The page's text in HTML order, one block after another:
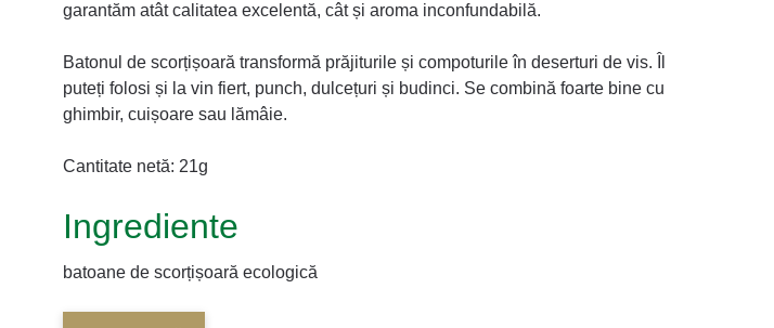
garantăm atât calitatea excelentă, cât și aroma inconfundabilă.
Batonul de scorțișoară transformă prăjiturile și compoturile în deserturi de vis. Îl
puteți folosi și la vin fiert, punch, dulcețuri și budinci. Se combină foarte bine cu
ghimbir, cuișoare sau lămâie.
Cantitate netă: 21g
Ingrediente
batoane de scorțișoară ecologică